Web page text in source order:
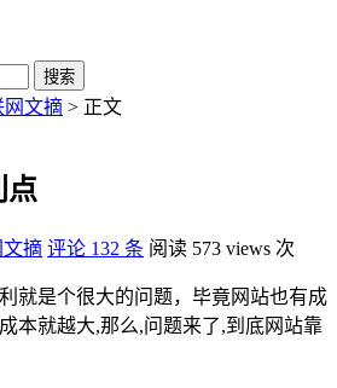
网文摘 > 正文
点
文摘 评论 132 条 阅读 573 views 次
就是个很大的问题，毕竟网站也有成
本就越大,那么,问题来了,到底网站靠